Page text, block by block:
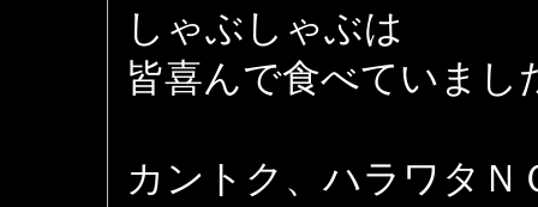
しゃぶしゃぶは
皆喜んで食べていまし
カントク、ハラワタＮ